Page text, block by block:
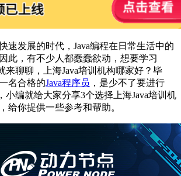
速发展的时代，Java编程在日常生活中的
此，有不少人都蠢蠢欲动，想要学习
来聊聊，上海Java培训机构哪家好？毕
名合格的Java程序员 ，是少不了要进行
小编就给大家分享3个选择上海Java培训机
给你提供一些参考和帮助。